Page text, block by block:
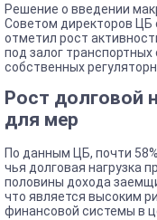
Решение о введении
Советом директоров ЦБ
отметил рост
под залог
собственных
Рост долговой
для мер
По данным ЦБ, почти
чья долговая нагрузка
половины дохода
что является высоким
финансовой системы в